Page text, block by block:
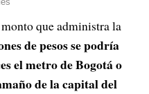
que administra la
de pesos se podría
el metro de Bogotá o
de la capital del